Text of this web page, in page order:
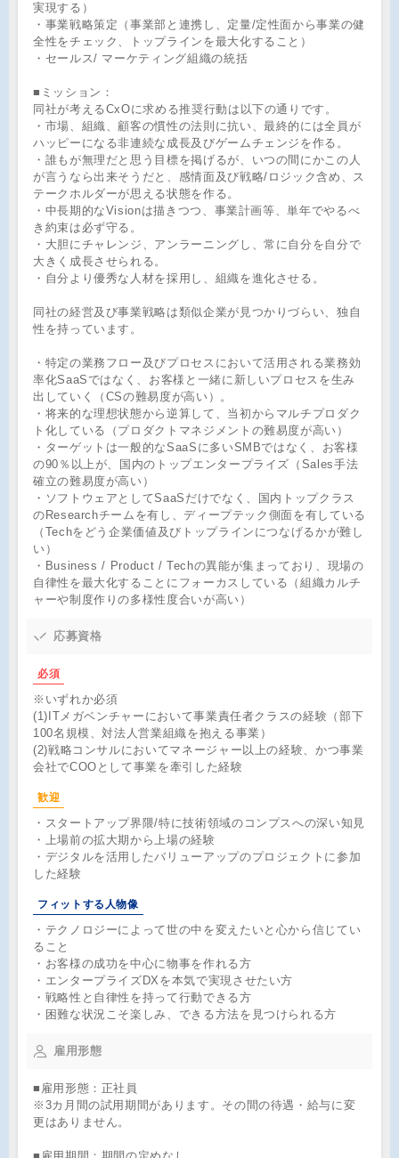
実現する）
・事業戦略策定（事業部と連携し、定量/定性面から事業の健
全性をチェック、トップラインを最大化すること）
・セールス/ マーケティング組織の統括
■ミッション：
同社が考えるCxOに求める推奨行動は以下の通りです。
・市場、組織、顧客の慣性の法則に抗い、最終的には全員が
ハッピーになる非連続な成長及びゲームチェンジを作る。
・誰もが無理だと思う目標を掲げるが、いつの間にかこの人
が言うなら出来そうだと、感情面及び戦略/ロジック含め、ス
テークホルダーが思える状態を作る。
・中長期的なVisionは描きつつ、事業計画等、単年でやるべ
き約束は必ず守る。
・大胆にチャレンジ、アンラーニングし、常に自分を自分で
大きく成長させられる。
・自分より優秀な人材を採用し、組織を進化させる。
同社の経営及び事業戦略は類似企業が見つかりづらい、独自
性を持っています。
・特定の業務フロー及びプロセスにおいて活用される業務効
率化SaaSではなく、お客様と一緒に新しいプロセスを生み
出していく（CSの難易度が高い）。
・将来的な理想状態から逆算して、当初からマルチプロダク
ト化している（プロダクトマネジメントの難易度が高い）
・ターゲットは一般的なSaaSに多いSMBではなく、お客様
の90％以上が、国内のトップエンタープライズ（Sales手法
確立の難易度が高い）
・ソフトウェアとしてSaaSだけでなく、国内トップクラス
のResearchチームを有し、ディープテック側面を有している
（Techをどう企業価値及びトップラインにつなげるかが難し
い）
・Business / Product / Techの異能が集まっており、現場の
自律性を最大化することにフォーカスしている（組織カルチ
ャーや制度作りの多様性度合いが高い）
応募資格
必須
※いずれか必須
(1)ITメガベンチャーにおいて事業責任者クラスの経験（部下
100名規模、対法人営業組織を抱える事業）
(2)戦略コンサルにおいてマネージャー以上の経験、かつ事業
会社でCOOとして事業を牽引した経験
歓迎
・スタートアップ界隈/特に技術領域のコンプスへの深い知見
・上場前の拡大期から上場の経験
・デジタルを活用したバリューアップのプロジェクトに参加
した経験
フィットする人物像
・テクノロジーによって世の中を変えたいと心から信じてい
ること
・お客様の成功を中心に物事を作れる方
・エンタープライズDXを本気で実現させたい方
・戦略性と自律性を持って行動できる方
・困難な状況こそ楽しみ、できる方法を見つけられる方
雇用形態
■雇用形態：正社員
※3カ月間の試用期間があります。その間の待遇・給与に変
更はありません。